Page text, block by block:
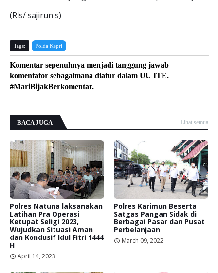
(Rls/ sajirun s)
Tags: Polda Kepri
Komentar sepenuhnya menjadi tanggung jawab
komentator sebagaimana diatur dalam UU ITE.
#MariBijakBerkomentar.
BACA JUGA Lihat semua
Polres Natuna laksanakan
Latihan Pra Operasi
Ketupat Seligi 2023,
Wujudkan Situasi Aman
dan Kondusif Idul Fitri 1444
H
April 14, 2023
Polres Karimun Beserta
Satgas Pangan Sidak di
Berbagai Pasar dan Pusat
Perbelanjaan
March 09, 2022